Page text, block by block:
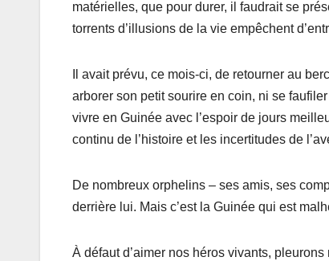
matérielles, que pour durer, il faudrait se
torrents d’illusions de la vie empêchent
Il avait prévu, ce mois-ci, de retourner au
arborer son petit sourire en coin, ni se
vivre en Guinée avec l’espoir de jours
continu de l’histoire et les incertitudes de
De nombreux orphelins – ses amis, ses
derrière lui. Mais c’est la Guinée qui est
À défaut d’aimer nos héros vivants,